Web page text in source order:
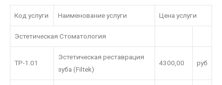
Код услуги Наименование услуги Цена услуги
Эстетическая Стоматология
ТР-1.01
Эстетическая реставрация
зуба (Filtek)
4300,00 руб